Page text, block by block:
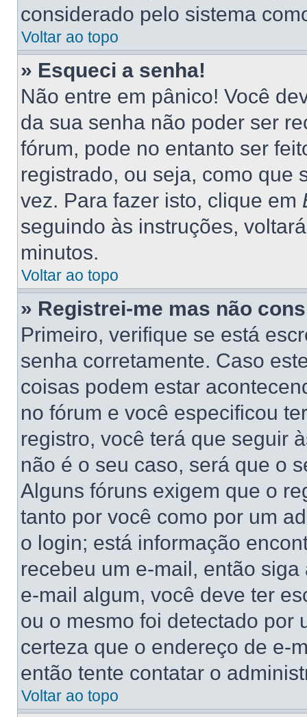
considerado pelo sistema
Voltar ao topo
» Esqueci a senha!
Não entre em pânico! Você
da sua senha não poder ser
fórum, pode no entanto ser
registrado, ou seja, como que
vez. Para fazer isto, clique em
seguindo às instruções,
minutos.
Voltar ao topo
» Registrei-me mas não
Primeiro, verifique se está
senha corretamente. Caso
coisas podem estar
no fórum e você especificou
registro, você terá que seguir
não é o seu caso, será que o
Alguns fóruns exigem que o
tanto por você como por um
o login; está informação
recebeu um e-mail, então
e-mail algum, você deve ter
ou o mesmo foi detectado por
certeza que o endereço de e-
então tente contatar o
Voltar ao topo